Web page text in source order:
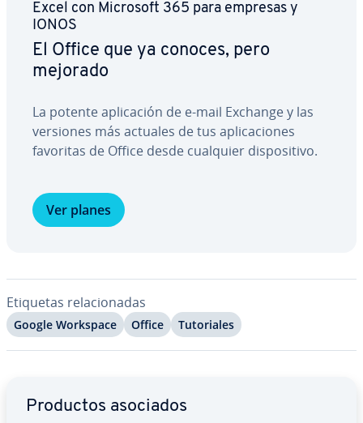
Excel con Microsoft 365 para empresas y
IONOS
El Office que ya conoces, pero
mejorado
La potente apli­ca­ción de e-mail Exchange y las
versiones más actuales de tus apli­ca­cio­nes
favoritas de Office desde cualquier di­s­po­si­ti­vo.
Ver planes
Etiquetas re­la­cio­na­das
Google Workspace Office Tu­to­ria­les
Productos asociados